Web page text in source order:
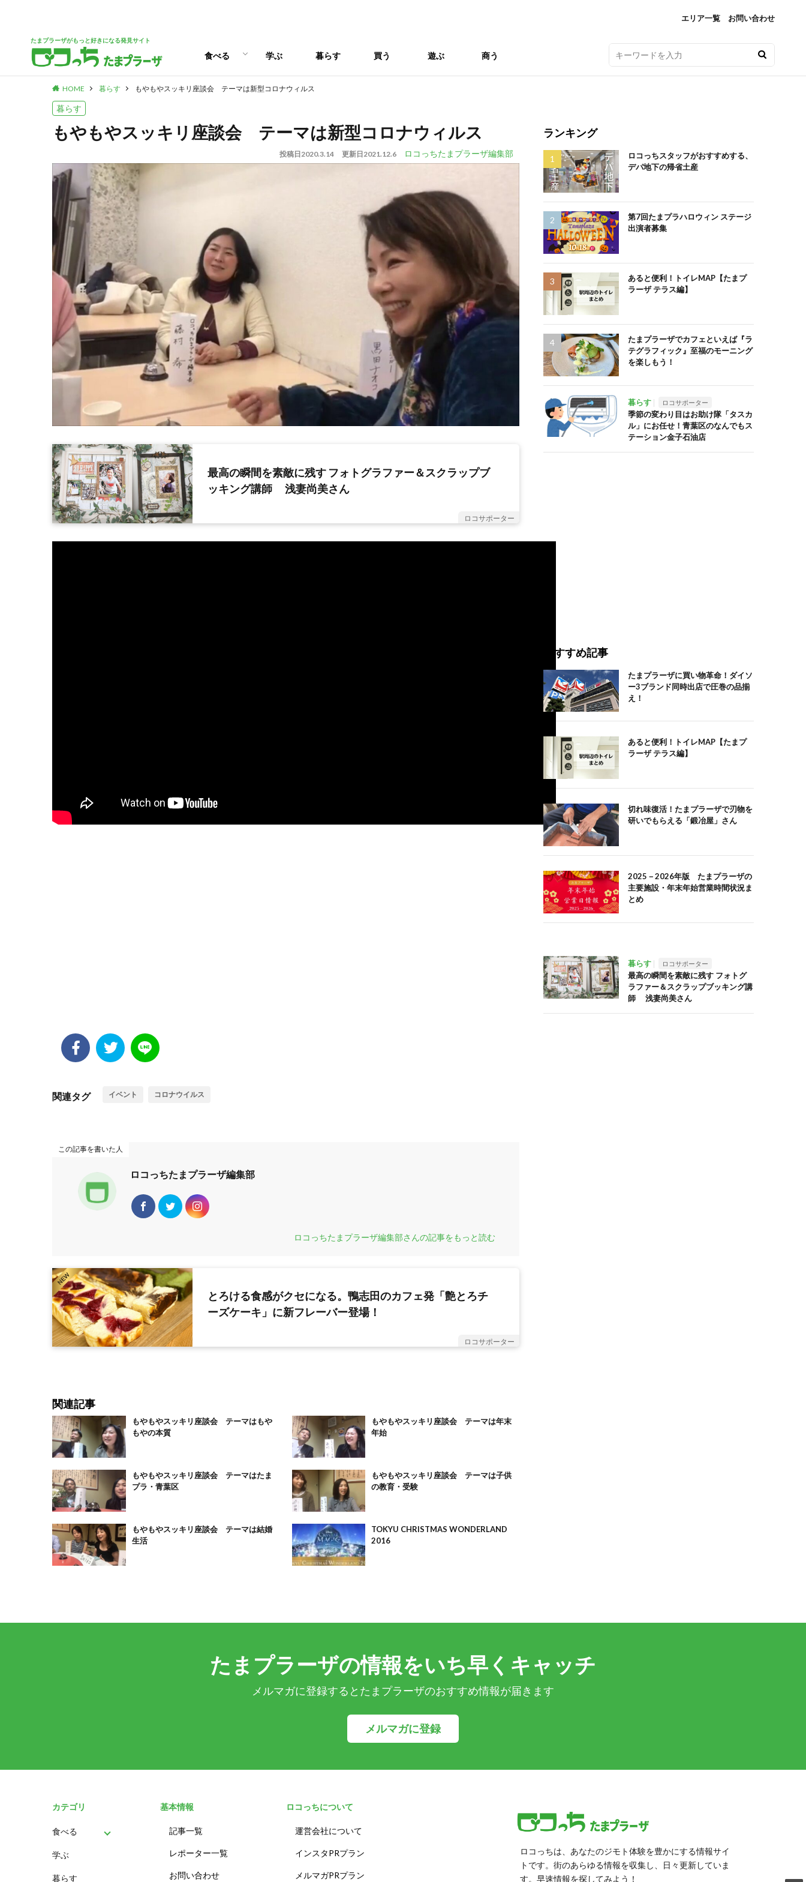
エリア一覧 お問い合わせ
たまプラーザがもっと好きになる発見サイト
食べる
パン
スイーツ
ランチ
カフェ
学ぶ 暮らす 買う 遊ぶ 商う
HOME 暮らす もやもやスッキリ座談会 テーマは新型コロナウィルス
暮らす
もやもやスッキリ座談会 テーマは新型コロナウィルス
投稿日2020.3.14 更新日2021.12.6 ロコっちたまプラーザ編集部
最高の瞬間を素敵に残す フォトグラファー＆スクラップブ
ッキング講師 浅妻尚美さん
ロコサポーター
関連タグ イベント コロナウイルス
この記事を書いた人
ロコっちたまプラーザ編集部
ロコっちたまプラーザ編集部さんの記事をもっと読む
とろける食感がクセになる。鴨志田のカフェ発「艶とろチ
ーズケーキ」に新フレーバー登場！
ロコサポーター
関連記事
もやもやスッキリ座談会 テーマはもや
もやの本質
もやもやスッキリ座談会 テーマは年末
年始
もやもやスッキリ座談会 テーマはたま
プラ・青葉区
もやもやスッキリ座談会 テーマは子供
の教育・受験
もやもやスッキリ座談会 テーマは結婚
生活
TOKYU CHRISTMAS WONDERLAND
2016
ランキング
ロコっちスタッフがおすすめする、
デパ地下の帰省土産
第7回たまプラハロウィン ステージ
出演者募集
あると便利！トイレMAP【たまプ
ラーザ テラス編】
たまプラーザでカフェといえば『ラ
テグラフィック』至福のモーニング
を楽しもう！
暮らす ロコサポーター
季節の変わり目はお助け隊「タスカ
ル」にお任せ！青葉区のなんでもス
テーション金子石油店
おすすめ記事
たまプラーザに買い物革命！ダイソ
ー3ブランド同時出店で圧巻の品揃
え！
あると便利！トイレMAP【たまプ
ラーザ テラス編】
切れ味復活！たまプラーザで刃物を
研いでもらえる「鍛冶屋」さん
2025－2026年版 たまプラーザの
主要施設・年末年始営業時間状況ま
とめ
暮らす ロコサポーター
最高の瞬間を素敵に残す フォトグ
ラファー＆スクラップブッキング講
師 浅妻尚美さん
たまプラーザの情報をいち早くキャッチ
メルマガに登録するとたまプラーザのおすすめ情報が届きます
メルマガに登録
カテゴリ
食べる
パン
学ぶ
暮らす
基本情報
記事一覧
レポーター一覧
お問い合わせ
ロコっちについて
運営会社について
インスタPRプラン
メルマガPRプラン
ロコっちは、あなたのジモト体験を豊かにする情報サイ
トです。街のあらゆる情報を収集し、日々更新していま
す。早速情報を探してみよう！